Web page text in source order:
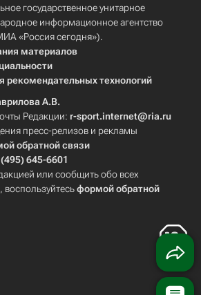
государственное унитарное
информационное агентство
«Россия сегодня»).
материалов
рекомендательных технологий
А.В.
Редакции: r-sport.internet@ria.ru
пресс-релизов и рекламы
обратной связи
645-6601
или сообщить обо всех
формой обратной